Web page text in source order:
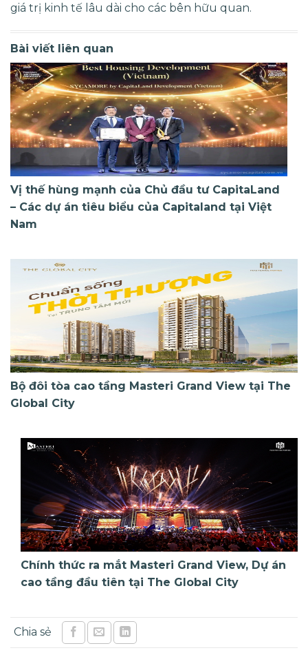
giá trị kinh tế lâu dài cho các bên hữu quan.
Bài viết liên quan
Vị thế hùng mạnh của Chủ đầu tư CapitaLand
– Các dự án tiêu biểu của Capitaland tại Việt
Nam
Bộ đôi tòa cao tầng Masteri Grand View tại The
Global City
Chính thức ra mắt Masteri Grand View, Dự án
cao tầng đầu tiên tại The Global City